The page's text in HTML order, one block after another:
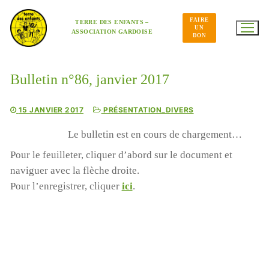
contenu
TERRE DES ENFANTS –
ASSOCIATION GARDOISE
FAIRE
UN
DON
Bulletin n°86, janvier 2017
15 JANVIER 2017 PRÉSENTATION_DIVERS
Le bulletin est en cours de chargement…
Pour le feuilleter, cliquer d’abord sur le document et
naviguer avec la flèche droite.
Pour l’enregistrer, cliquer ici.